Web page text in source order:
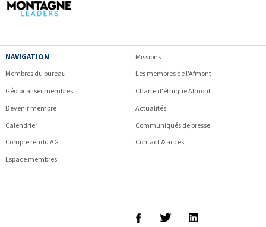
NAVIGATION
Missions
Membres du bureau
Les membres de l'Afmont
Géolocaliser membres
Charte d'éthique Afmont
Devenir membre
Actualités
Calendrier
Communiqués de presse
Compte rendu AG
Contact & accès
Espace membres